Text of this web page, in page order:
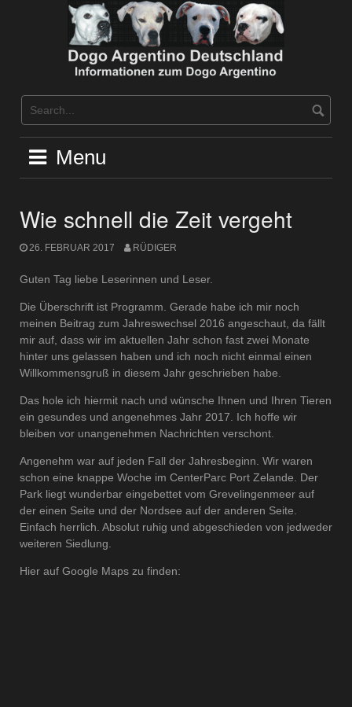
Menu
Wie schnell die Zeit vergeht
26. FEBRUAR 2017 RÜDIGER
Guten Tag liebe Leserinnen und Leser.
Die Überschrift ist Programm. Gerade habe ich mir noch
meinen Beitrag zum Jahreswechsel 2016 angeschaut, da fällt
mir auf, dass wir im aktuellen Jahr schon fast zwei Monate
hinter uns gelassen haben und ich noch nicht einmal einen
Willkommensgruß in diesem Jahr geschrieben habe.
Das hole ich hiermit nach und wünsche Ihnen und Ihren Tieren
ein gesundes und angenehmes Jahr 2017. Ich hoffe wir
bleiben vor unangenehmen Nachrichten verschont.
Angenehm war auf jeden Fall der Jahresbeginn. Wir waren
schon eine knappe Woche im CenterParc Port Zelande. Der
Park liegt wunderbar eingebettet vom Grevelingenmeer auf
der einen Seite und der Nordsee auf der anderen Seite.
Einfach herrlich. Absolut ruhig und abgeschieden von jedweder
weiteren Siedlung.
Hier auf Google Maps zu finden: